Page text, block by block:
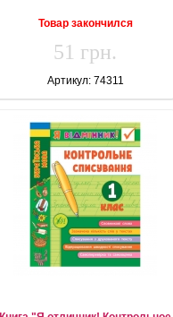
Товар закончился
51 грн.
Артикул: 74311